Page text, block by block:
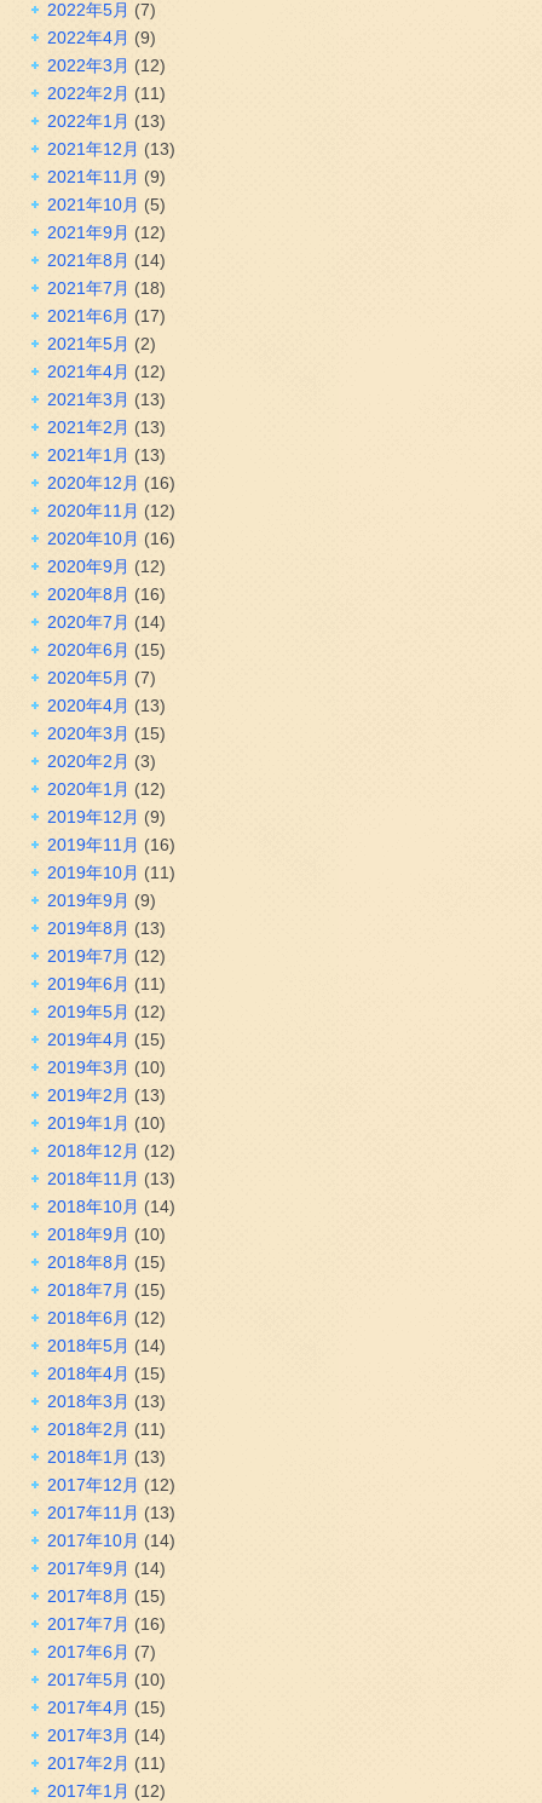
2022年5月 (7)
2022年4月 (9)
2022年3月 (12)
2022年2月 (11)
2022年1月 (13)
2021年12月 (13)
2021年11月 (9)
2021年10月 (5)
2021年9月 (12)
2021年8月 (14)
2021年7月 (18)
2021年6月 (17)
2021年5月 (2)
2021年4月 (12)
2021年3月 (13)
2021年2月 (13)
2021年1月 (13)
2020年12月 (16)
2020年11月 (12)
2020年10月 (16)
2020年9月 (12)
2020年8月 (16)
2020年7月 (14)
2020年6月 (15)
2020年5月 (7)
2020年4月 (13)
2020年3月 (15)
2020年2月 (3)
2020年1月 (12)
2019年12月 (9)
2019年11月 (16)
2019年10月 (11)
2019年9月 (9)
2019年8月 (13)
2019年7月 (12)
2019年6月 (11)
2019年5月 (12)
2019年4月 (15)
2019年3月 (10)
2019年2月 (13)
2019年1月 (10)
2018年12月 (12)
2018年11月 (13)
2018年10月 (14)
2018年9月 (10)
2018年8月 (15)
2018年7月 (15)
2018年6月 (12)
2018年5月 (14)
2018年4月 (15)
2018年3月 (13)
2018年2月 (11)
2018年1月 (13)
2017年12月 (12)
2017年11月 (13)
2017年10月 (14)
2017年9月 (14)
2017年8月 (15)
2017年7月 (16)
2017年6月 (7)
2017年5月 (10)
2017年4月 (15)
2017年3月 (14)
2017年2月 (11)
2017年1月 (12)